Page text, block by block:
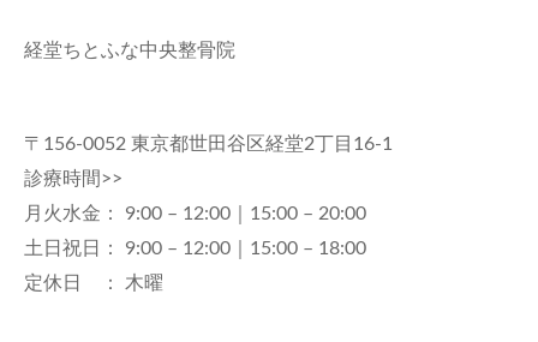
経堂ちとふな中央整骨院
〒156-0052 東京都世田谷区経堂2丁目16-1
診療時間>>
月火水金： 9:00 – 12:00｜15:00 – 20:00
土日祝日： 9:00 – 12:00｜15:00 – 18:00
定休日 ： 木曜